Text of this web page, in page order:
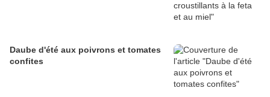
Daube d'été aux poivrons et tomates
confites